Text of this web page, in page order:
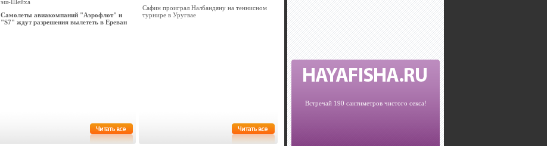
эш-Шейха
Самолеты авиакомпаний "Аэрофлот" и
"S7" ждут разрешения вылететь в Ереван
Сафин проиграл Налбандяну на теннисном
турнире в Уругвае
Встречай 190 сантиметров чистого секса!